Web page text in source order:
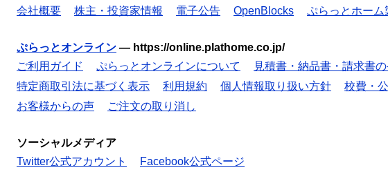
会社概要
株主・投資家情報 電子公告 OpenBlocks ぷらっとホーム
ぷらっとオンライン — https://online.plathome.co.jp/
ご利用ガイド
ぷらっとオンラインについて 見積書・納品書・請求書
特定商取引法に基づく表示
利用規約 個人情報取り扱い方針 校費・
お客様からの声
ご注文の取り消し
ソーシャルメディア
Twitter公式アカウント
Facebook公式ページ